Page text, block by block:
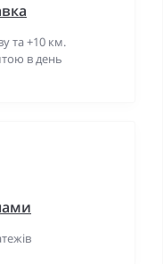
та +10 км.
в день